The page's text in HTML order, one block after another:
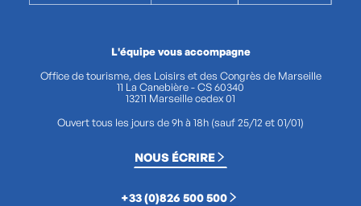
L'équipe vous accompagne
Office de tourisme, des Loisirs et des Congrès de Marseille
11 La Canebière - CS 60340
13211 Marseille cedex 01
Ouvert tous les jours de 9h à 18h (sauf 25/12 et 01/01)
NOUS ÉCRIRE
+33 (0)826 500 500